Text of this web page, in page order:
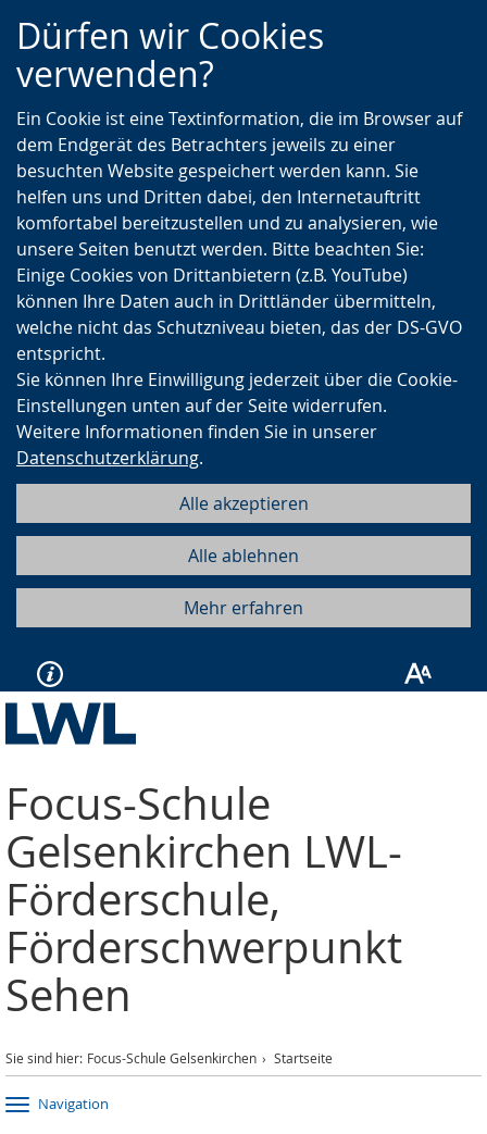
Zur
Hauptnavigation
Zur
Seitennavigation
Zum
Inhalt
Dürfen wir Cookies
verwenden?
Ein Cookie ist eine Textinformation, die im Browser auf
dem Endgerät des Betrachters jeweils zu einer
besuchten Website gespeichert werden kann. Sie
helfen uns und Dritten dabei, den Internetauftritt
komfortabel bereitzustellen und zu analysieren, wie
unsere Seiten benutzt werden. Bitte beachten Sie:
Einige Cookies von Drittanbietern (z.B. YouTube)
können Ihre Daten auch in Drittländer übermitteln,
welche nicht das Schutzniveau bieten, das der DS-GVO
entspricht.
Sie können Ihre Einwilligung jederzeit über die Cookie-
Einstellungen unten auf der Seite widerrufen.
Weitere Informationen finden Sie in unserer
Datenschutzerklärung.
Alle akzeptieren
Alle ablehnen
Mehr erfahren
Focus-Schule
Gelsenkirchen LWL-
Förderschule,
Förderschwerpunkt
Sehen
Sie sind hier: Focus-Schule Gelsenkirchen Startseite
Navigation